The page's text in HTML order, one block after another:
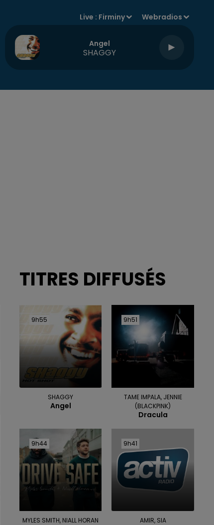
Live : Firminy Webradios
Angel
SHAGGY
TITRES DIFFUSÉS
9h55
9h55
SHAGGY
Angel
9h51
9h51
TAME IMPALA, JENNIE
(BLACKPINK)
Dracula
9h44
9h44
MYLES SMITH, NIALL HORAN
9h41
9h41
AMIR, SIA